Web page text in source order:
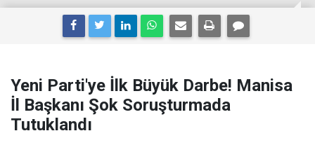
Yeni Parti'ye İlk Büyük Darbe! Manisa
İl Başkanı Şok Soruşturmada
Tutuklandı